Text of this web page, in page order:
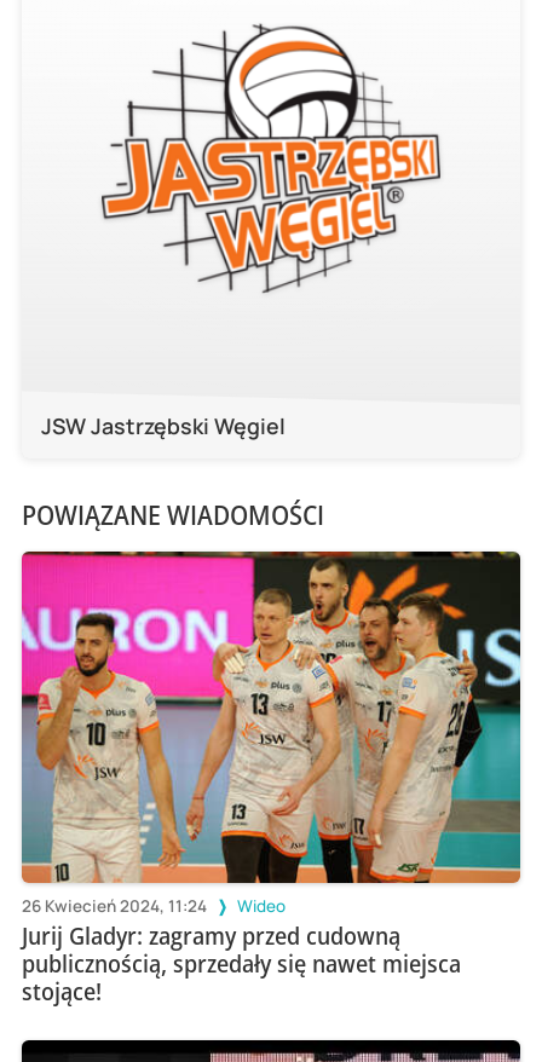
JSW Jastrzębski Węgiel
POWIĄZANE WIADOMOŚCI
26 Kwiecień 2024, 11:24 Wideo
Jurij Gladyr: zagramy przed cudowną
publicznością, sprzedały się nawet miejsca
stojące!